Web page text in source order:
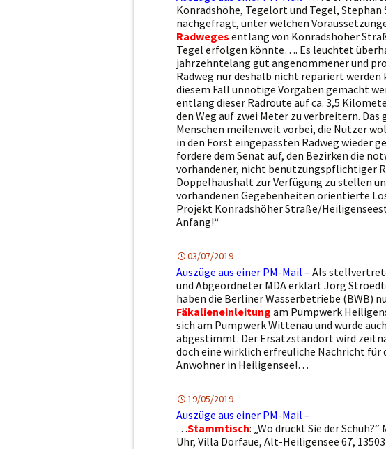
Konradshöhe, Tegelort und Tegel,
nachgefragt, unter welchen
Radweges entlang von Konradshöher
Tegel erfolgen könnte…. Es leuchtet
jahrzehntelang gut angenommener und
Radweg nur deshalb nicht repariert
diesem Fall unnötige Vorgaben gemacht
entlang dieser Radroute auf ca. 3,5
den Weg auf zwei Meter zu verbreitern. Das
Menschen meilenweit vorbei, die Nutzer
in den Forst eingepassten Radweg wieder
fordere dem Senat auf, den Bezirken die
vorhandener, nicht benutzungspflichtiger
Doppelhaushalt zur Verfügung zu stellen
vorhandenen Gegebenheiten orientierte
Projekt Konradshöher Straße/
Anfang!“
03/07/2019
Auszüge aus einer PM-Mail – Als
und Abgeordneter MDA erklärt Jörg
haben die Berliner Wasserbetriebe (BWB)
Fäkalieneinleitung am Pumpwerk
sich am Pumpwerk Wittenau und wurde
abgestimmt. Der Ersatzstandort wird
doch eine wirklich erfreuliche Nachricht für
Anwohner in Heiligensee!…
19/05/2019
Auszüge aus einer PM-Mail –
…Stammtisch: „Wo drückt Sie der
Uhr, Villa Dorfaue, Alt-Heiligensee 67,